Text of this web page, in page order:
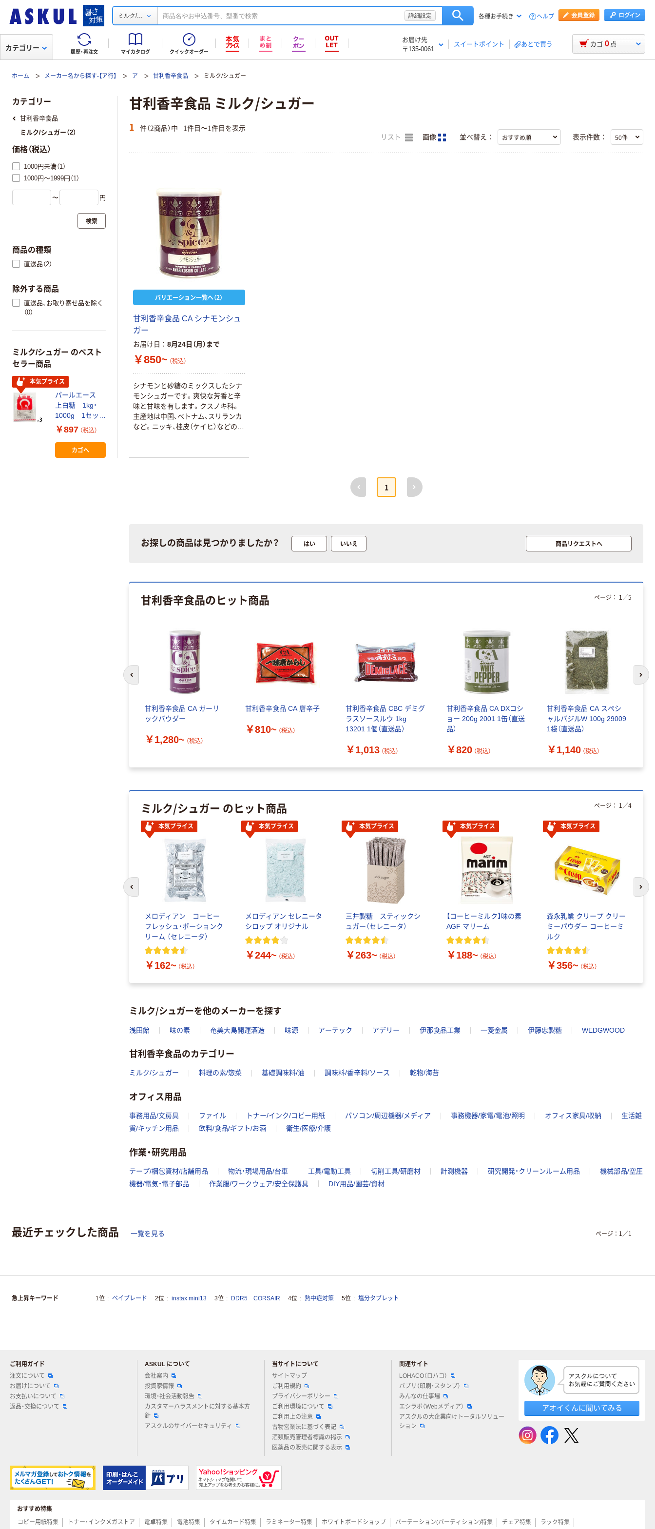
ミルク/... 詳細設定 各種お手続き ヘルプ
履歴・再注文 マイカタログ クイックオーダー
お届け先
〒135-0061
スイートポイント あとで買う
カテゴリー カゴ 0 点
ホーム メーカー名から探す-【ア行】 ア 甘利香辛食品 ミルク/シュガー
甘利香辛食品 ミルク/シュガー
1 件（2商品）中 1件目〜1件目を表示
リスト 画像 並べ替え： 表示件数：
バリエーション一覧へ（2）
甘利香辛食品 CA シナモンシュ
ガー
お届け日 8月24日（月）まで
￥850~ （税込）
シナモンと砂糖のミックスしたシナ
モンシュガーです。爽快な芳香と辛
味と甘味を有します。クスノキ科。
主産地は中国、ベトナム、スリランカ
など。ニッキ、桂皮（ケイヒ）などの別
ナモンシュガーは果物、飲物、トース
前へ
1
次へ
お探しの商品は見つかりましたか？ はい いいえ 商品リクエストへ
甘利香辛食品のヒット商品
甘利香辛食品 CA ガーリ
ックパウダー
￥1,280~ （税込）
甘利香辛食品 CA 唐辛子
￥810~ （税込）
甘利香辛食品 CBC デミグ
ラスソースルウ 1kg
13201 1個（直送品）
￥1,013 （税込）
甘利香辛食品 CA DXコシ
ョー 200g 2001 1缶（直送
品）
￥820 （税込）
甘利香辛食品 CA スペシ
ャルバジルW 100g 29009
1袋（直送品）
￥1,140 （税込）
ページ： 1 ／5
前のスライドへ 次
ミルク/シュガー のヒット商品
本気プライス
メロディアン コーヒー
フレッシュ・ポーションク
リーム （セレニータ）
￥162~ （税込）
本気プライス
メロディアン セレニータ
シロップ オリジナル
￥244~ （税込）
本気プライス
三井製糖 スティックシ
ュガー（セレニータ）
￥263~ （税込）
本気プライス
【コーヒーミルク】味の素
AGF マリーム
￥188~ （税込）
本気プライス
森永乳業 クリープ クリー
ミーパウダー コーヒーミ
ルク
￥356~ （税込）
ページ： 1 ／4
前のスライドへ 次
ミルク/シュガーを他のメーカーを探す
浅田飴 味の素 奄美大島開運酒造 味源 アーテック アデリー 伊那食品工業 一菱金属 伊藤忠製糖 WEDGWOOD
甘利香辛食品のカテゴリー
ミルク/シュガー 料理の素/惣菜 基礎調味料/油 調味料/香辛料/ソース 乾物/海苔
オフィス用品
事務用品/文房具 ファイル トナー/インク/コピー用紙 パソコン/周辺機器/メディア 事務機器/家電/電池/照明 オフィス家具/収納
生活雑
貨/キッチン用品
飲料/食品/ギフト/お酒 衛生/医療/介護
作業・研究用品
テープ/梱包資材/店舗用品 物流・現場用品/台車 工具/電動工具 切削工具/研磨材 計測機器 研究開発・クリーンルーム用品
機械部品/空圧
機器/電気・電子部品
作業服/ワークウェア/安全保護具 DIY用品/園芸/資材
カテゴリー
甘利香辛食品
ミルク/シュガー（2）
価格（税込）
1000円未満（1）
1000円～1999円（1）
〜 円
検索
商品の種類
直送品（2）
除外する商品
直送品、お取り寄せ品を除く
（0）
ミルク/シュガー のベスト
セラー商品
本気プライス
パールエース
上白糖 1kg・
1000g 1セット
（1kg×3袋） 白
砂糖 砂糖
￥897 （税込）
カゴへ
最近チェックした商品 一覧を見る ページ： 1 ／1
急上昇キーワード 1位 ベイブレード 2位 instax mini13 3位 DDR5 CORSAIR 4位 熱中症対策 5位 塩分タブレット
ご利用ガイド
注文について
お届けについて
お支払いについて
返品・交換について
ASKUL について
会社案内
投資家情報
環境・社会活動報告
カスタマーハラスメントに対する基本方
針
アスクルのサイバーセキュリティ
当サイトについて
サイトマップ
ご利用規約
プライバシーポリシー
ご利用環境について
ご利用上の注意
古物営業法に基づく表記
酒類販売管理者標識の掲示
医薬品の販売に関する表示
関連サイト
LOHACO（ロハコ）
パプリ（印刷・スタンプ）
みんなの仕事場
エシラボ（Webメディア）
アスクルの大企業向けトータルソリュー
ション
アオイくんに聞いてみる
おすすめ特集
コピー用紙特集
トナー・インクメガストア 電卓特集 電池特集 タイムカード特集 ラミネーター特集 ホワイトボードショップ パーテーション(パーティション)特集 チェア特集 ラック特集